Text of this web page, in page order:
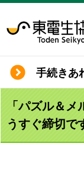
手続きあ
「パズル＆
うすぐ締切で